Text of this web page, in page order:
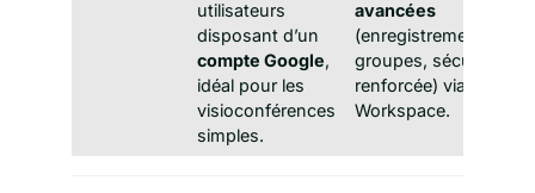
utilisateurs
disposant d’un
compte Google,
idéal pour les
visioconférences
simples.
avancées
(enregistrements,
groupes, sécurité
renforcée) via Google
Workspace.